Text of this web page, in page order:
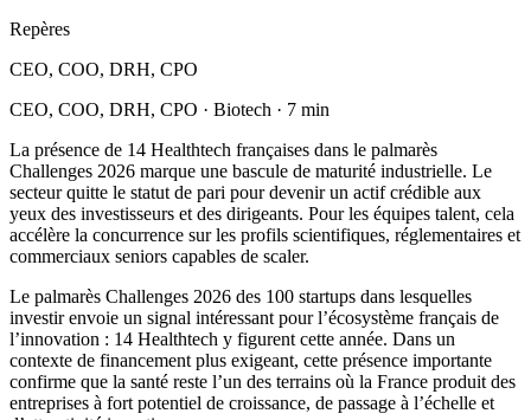
Repères
CEO, COO, DRH, CPO
CEO, COO, DRH, CPO · Biotech · 7 min
La présence de 14 Healthtech françaises dans le palmarès
Challenges 2026 marque une bascule de maturité industrielle. Le
secteur quitte le statut de pari pour devenir un actif crédible aux
yeux des investisseurs et des dirigeants. Pour les équipes talent, cela
accélère la concurrence sur les profils scientifiques, réglementaires et
commerciaux seniors capables de scaler.
Le palmarès Challenges 2026 des 100 startups dans lesquelles
investir envoie un signal intéressant pour l’écosystème français de
l’innovation : 14 Healthtech y figurent cette année. Dans un
contexte de financement plus exigeant, cette présence importante
confirme que la santé reste l’un des terrains où la France produit des
entreprises à fort potentiel de croissance, de passage à l’échelle et